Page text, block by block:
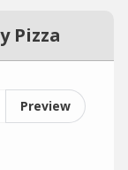
Pizza
Preview